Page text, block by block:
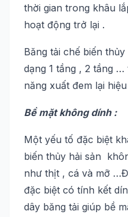
thời gian trong khâu
hoạt động trở lại .
Băng tải chế biến
dạng 1 tầng , 2 tầng
năng xuất đem lại
Bề mặt không dính :
Một yếu tố đặc biệt
biến thủy hải sản
như thịt , cá và mỡ
đặc biệt có tính kết
dây băng tải giúp bề